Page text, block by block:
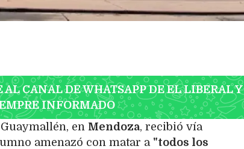
CANAL DE WHATSAPP DE EL LIBERAL Y
INFORMADO
en Mendoza, recibió vía
amenazó con matar a "todos los